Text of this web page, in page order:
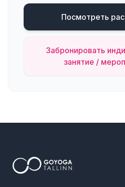
Посмотреть
Забронировать
занятие /